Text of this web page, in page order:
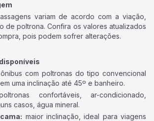
variam de acordo com a viação,
de poltrona. Confira os valores atualizados
pois podem sofrer alterações.
ônibus com poltronas do tipo convencional
uma inclinação até 45º e banheiro.
confortáveis, ar-condicionado,
casos, água mineral.
maior inclinação, ideal para viagens